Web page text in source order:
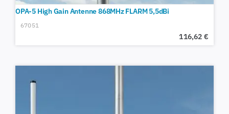
OPA-5 High Gain Antenne 868MHz FLARM 5,5dBi
67051
116,62 €